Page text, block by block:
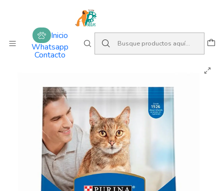
Inicio
Whatsapp
Contacto
Amamos lo que hacemos
Alimentos Gatos Adulto